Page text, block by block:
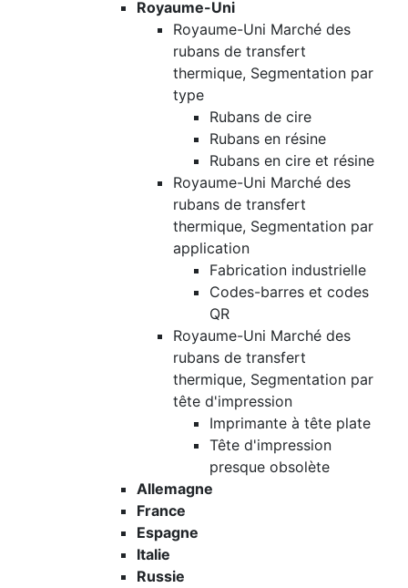
Royaume-Uni
Royaume-Uni Marché des
rubans de transfert
thermique, Segmentation par
type
Rubans de cire
Rubans en résine
Rubans en cire et résine
Royaume-Uni Marché des
rubans de transfert
thermique, Segmentation par
application
Fabrication industrielle
Codes-barres et codes
QR
Royaume-Uni Marché des
rubans de transfert
thermique, Segmentation par
tête d'impression
Imprimante à tête plate
Tête d'impression
presque obsolète
Allemagne
France
Espagne
Italie
Russie